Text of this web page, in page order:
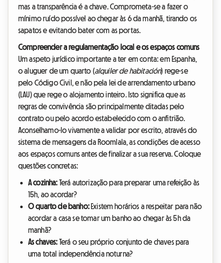
mas a transparência é a chave. Comprometa-se a fazer o
mínimo ruído possível ao chegar às 6 da manhã, tirando os
sapatos e evitando bater com as portas.
Compreender a regulamentação local e os espaços comuns
Um aspeto jurídico importante a ter em conta: em Espanha,
o aluguer de um quarto (alquiler de habitación) rege-se
pelo Código Civil, e não pela lei de arrendamento urbano
(LAU) que rege o alojamento inteiro. Isto significa que as
regras de convivência são principalmente ditadas pelo
contrato ou pelo acordo estabelecido com o anfitrião.
Aconselhamo-lo vivamente a validar por escrito, através do
sistema de mensagens da Roomlala, as condições de acesso
aos espaços comuns antes de finalizar a sua reserva. Coloque
questões concretas:
A cozinha:Terá autorização para preparar uma refeição às
15h, ao acordar?
O quarto de banho:Existem horários a respeitar para não
acordar a casa se tomar um banho ao chegar às 5h da
manhã?
As chaves:Terá o seu próprio conjunto de chaves para
uma total independência noturna?